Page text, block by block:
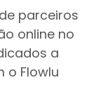
parceiros
online no
a
o Flowlu